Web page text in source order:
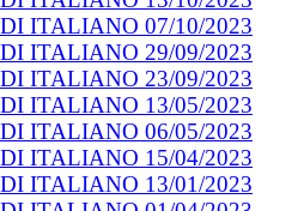
ITALIANO 07/10/2023
ITALIANO 29/09/2023
ITALIANO 23/09/2023
ITALIANO 13/05/2023
ITALIANO 06/05/2023
ITALIANO 15/04/2023
ITALIANO 13/01/2023